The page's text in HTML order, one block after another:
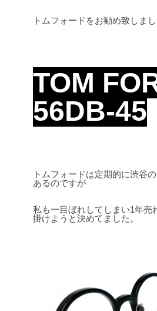
トムフォードをお勧め致しまし
TOM
56DB-45
トムフォードは定期的に渋谷
あるのですが
私も一目ぼれしてしまい1年売
掛けようと決めてました。